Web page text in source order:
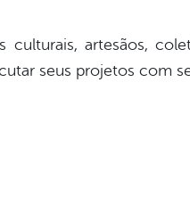
culturais, artesãos,
seus projetos com